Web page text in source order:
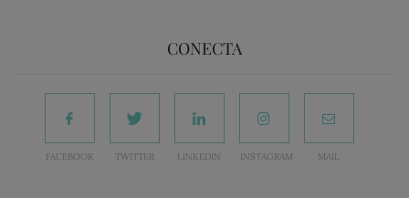
CONECTA
FACEBOOK TWITTER LINKEDIN INSTAGRAM MAIL